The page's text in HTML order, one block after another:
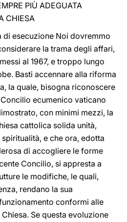
PIÙ ADEGUATA
CHIESA
di esecuzione Noi dovremmo
la trama degli affari,
al 1967, e troppo lungo
Basti accennare alla riforma
la quale, bisogna riconoscere
ecumenico vaticano
con minimi mezzi, la
cattolica solida unità,
e che ora, edotta
di accogliere le forme
Concilio, si appresta a
le modifiche, le quali,
rendano la sua
conformi alle
Se questa evoluzione